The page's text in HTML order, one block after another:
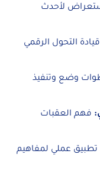
لأحدث
التحول الرقمي
وضع وتنفيذ
: فهم العقبات
تطبيق عملي لمفاهيم